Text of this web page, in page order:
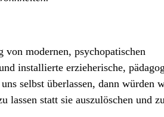
von modernen, psychopatischen
installierte erzieherische,
selbst überlassen, dann würden
lassen statt sie auszulöschen und